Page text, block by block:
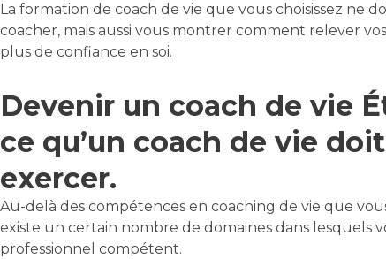
La formation de coach de vie que vous choisissez ne
coacher, mais aussi vous montrer comment relever
plus de confiance en soi.
Devenir un coach de vie
ce qu’un coach de vie
exercer.
Au-delà des compétences en coaching de vie que
existe un certain nombre de domaines dans lesquels
professionnel compétent.